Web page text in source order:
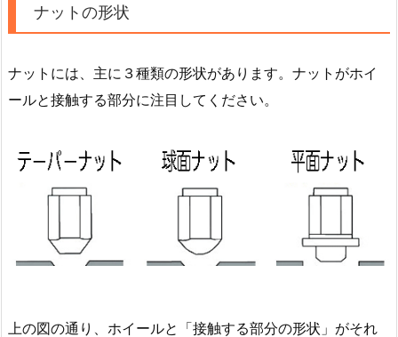
ナットの形状
ナットには、主に３種類の形状があります。ナットがホイ
ールと接触する部分に注目してください。
上の図の通り、ホイールと「接触する部分の形状」がそれ